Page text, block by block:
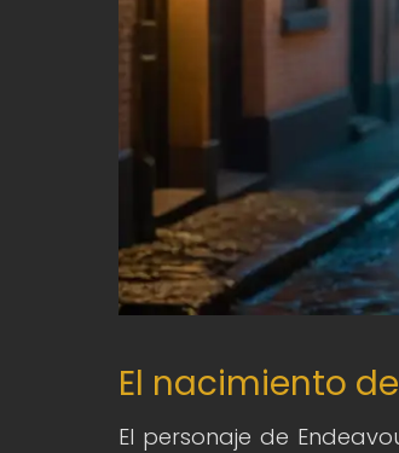
El nacimiento
El personaje de